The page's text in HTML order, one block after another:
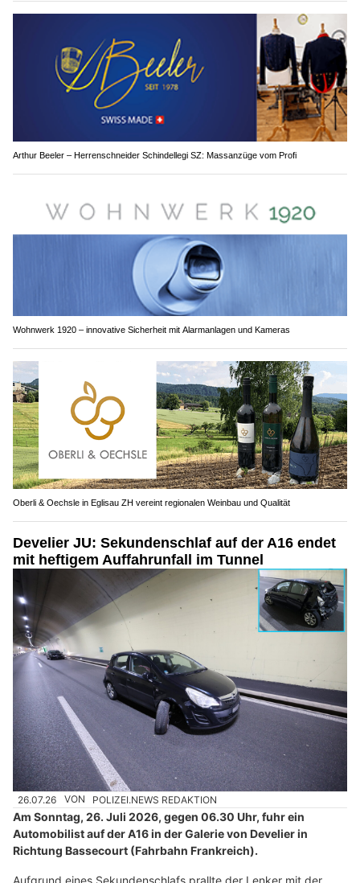
Arthur Beeler – Herrenschneider Schindellegi SZ: Massanzüge vom Profi
Wohnwerk 1920 – innovative Sicherheit mit Alarmanlagen und Kameras
Oberli & Oechsle in Eglisau ZH vereint regionalen Weinbau und Qualität
Develier JU: Sekundenschlaf auf der A16 endet
mit heftigem Auffahrunfall im Tunnel
26.07.26 VON POLIZEI.NEWS REDAKTION
Am Sonntag, 26. Juli 2026, gegen 06.30 Uhr, fuhr ein
Automobilist auf der A16 in der Galerie von Develier in
Richtung Bassecourt (Fahrbahn Frankreich).
Aufgrund eines Sekundenschlafs prallte der Lenker mit der